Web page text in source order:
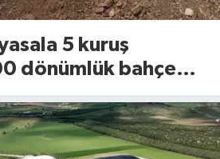
5 kuruş
dönümlük bahçede